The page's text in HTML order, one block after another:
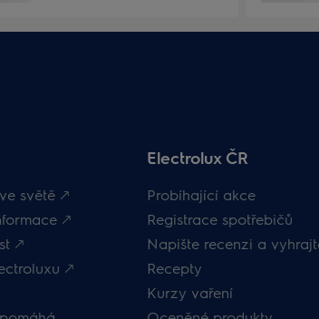
světě 🡕
🡕
🡕
🡕
Electrolux ČR
Probíhající akce
Registrace spotřebičů
Napište recenzi a
Recepty
Kurzy vaření